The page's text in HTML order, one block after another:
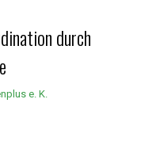
durch
e. K.